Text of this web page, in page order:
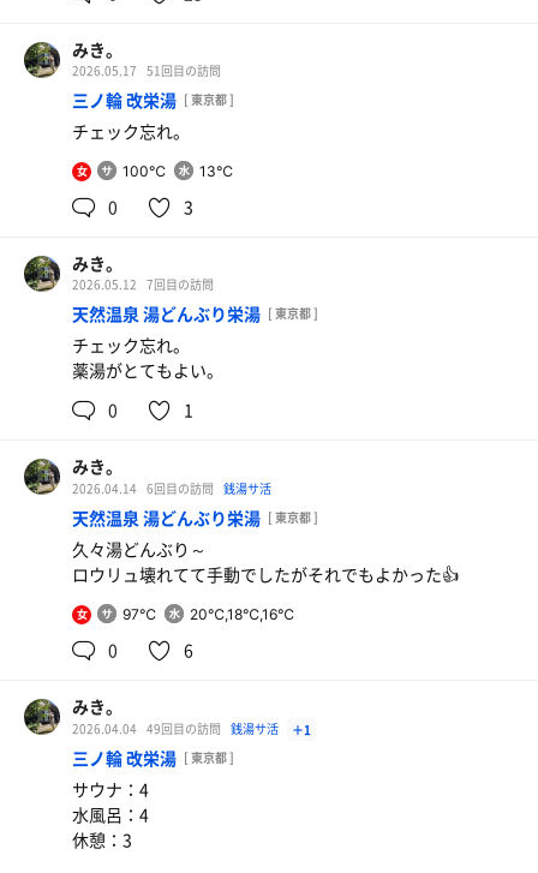
生ビールとお通し
なに食べても美味しくてサウナ上がりの体に染みる。
みき。
2026.05.17 51回目の訪問
三ノ輪 改栄湯 [ 東京都 ]
チェック忘れ。
女 100℃ 13℃
0 3
みき。
2026.05.12 7回目の訪問
天然温泉 湯どんぶり栄湯 [ 東京都 ]
チェック忘れ。
薬湯がとてもよい。
0
1
みき。
2026.04.14 6回目の訪問 銭湯サ活
天然温泉 湯どんぶり栄湯 [ 東京都 ]
久々湯どんぶり～
ロウリュ壊れてて手動でしたがそれでもよかった👍
女 97℃ 20℃,18℃,16℃
0 6
みき。
2026.04.04 49回目の訪問 銭湯サ活 ＋1
三ノ輪 改栄湯 [ 東京都 ]
サウナ：4
水風呂：4
休憩：3